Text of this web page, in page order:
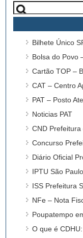
Pesquisar
por:
Bilhete Único
Bolsa do Povo
Cartão TOP –
CAT – Centro
PAT – Posto
Noticias PAT
CND
Concurso
Diário Oficial
IPTU São Paulo
ISS Prefeitura
NFe – Nota
Poupatempo
O que é